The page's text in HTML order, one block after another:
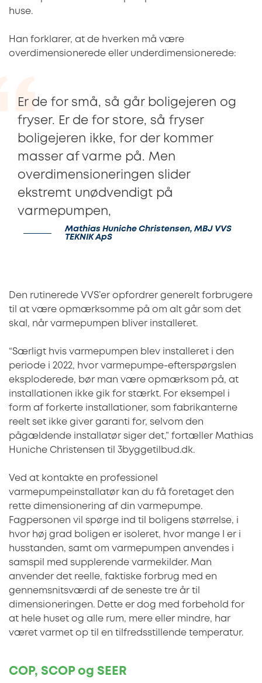
huse.
Han forklarer, at de hverken må være
overdimensionerede eller underdimensionerede:
Er de for små, så går boligejeren og
fryser. Er de for store, så fryser
boligejeren ikke, for der kommer
masser af varme på. Men
overdimensioneringen slider
ekstremt unødvendigt på
varmepumpen,
Mathias Huniche Christensen, MBJ VVS
TEKNIK ApS
Den rutinerede VVS’er opfordrer generelt forbrugere
til at være opmærksomme på om alt går som det
skal, når varmepumpen bliver installeret.
“Særligt hvis varmepumpen blev installeret i den
periode i 2022, hvor varmepumpe-efterspørgslen
eksploderede, bør man være opmærksom på, at
installationen ikke gik for stærkt. For eksempel i
form af forkerte installationer, som fabrikanterne
reelt set ikke giver garanti for, selvom den
pågældende installatør siger det,” fortæller Mathias
Huniche Christensen til 3byggetilbud.dk.
Ved at kontakte en professionel
varmepumpeinstallatør kan du få foretaget den
rette dimensionering af din varmepumpe.
Fagpersonen vil spørge ind til boligens størrelse, i
hvor høj grad boligen er isoleret, hvor mange I er i
husstanden, samt om varmepumpen anvendes i
samspil med supplerende varmekilder. Man
anvender det reelle, faktiske forbrug med en
gennemsnitsværdi af de seneste tre år til
dimensioneringen. Dette er dog med forbehold for
at hele huset og alle rum, mere eller mindre, har
været varmet op til en tilfredsstillende temperatur.
COP, SCOP og SEER